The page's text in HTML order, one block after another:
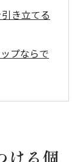
き立てる
プならで
ショップ